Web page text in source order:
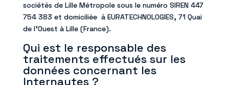
sociétés de Lille Métropole sous le numéro SIREN 447
754 383 et domiciliée à EURATECHNOLOGIES, 71 Quai
de l’Ouest à Lille (France).
Qui est le responsable des
traitements effectués sur les
données concernant les
Internautes ?